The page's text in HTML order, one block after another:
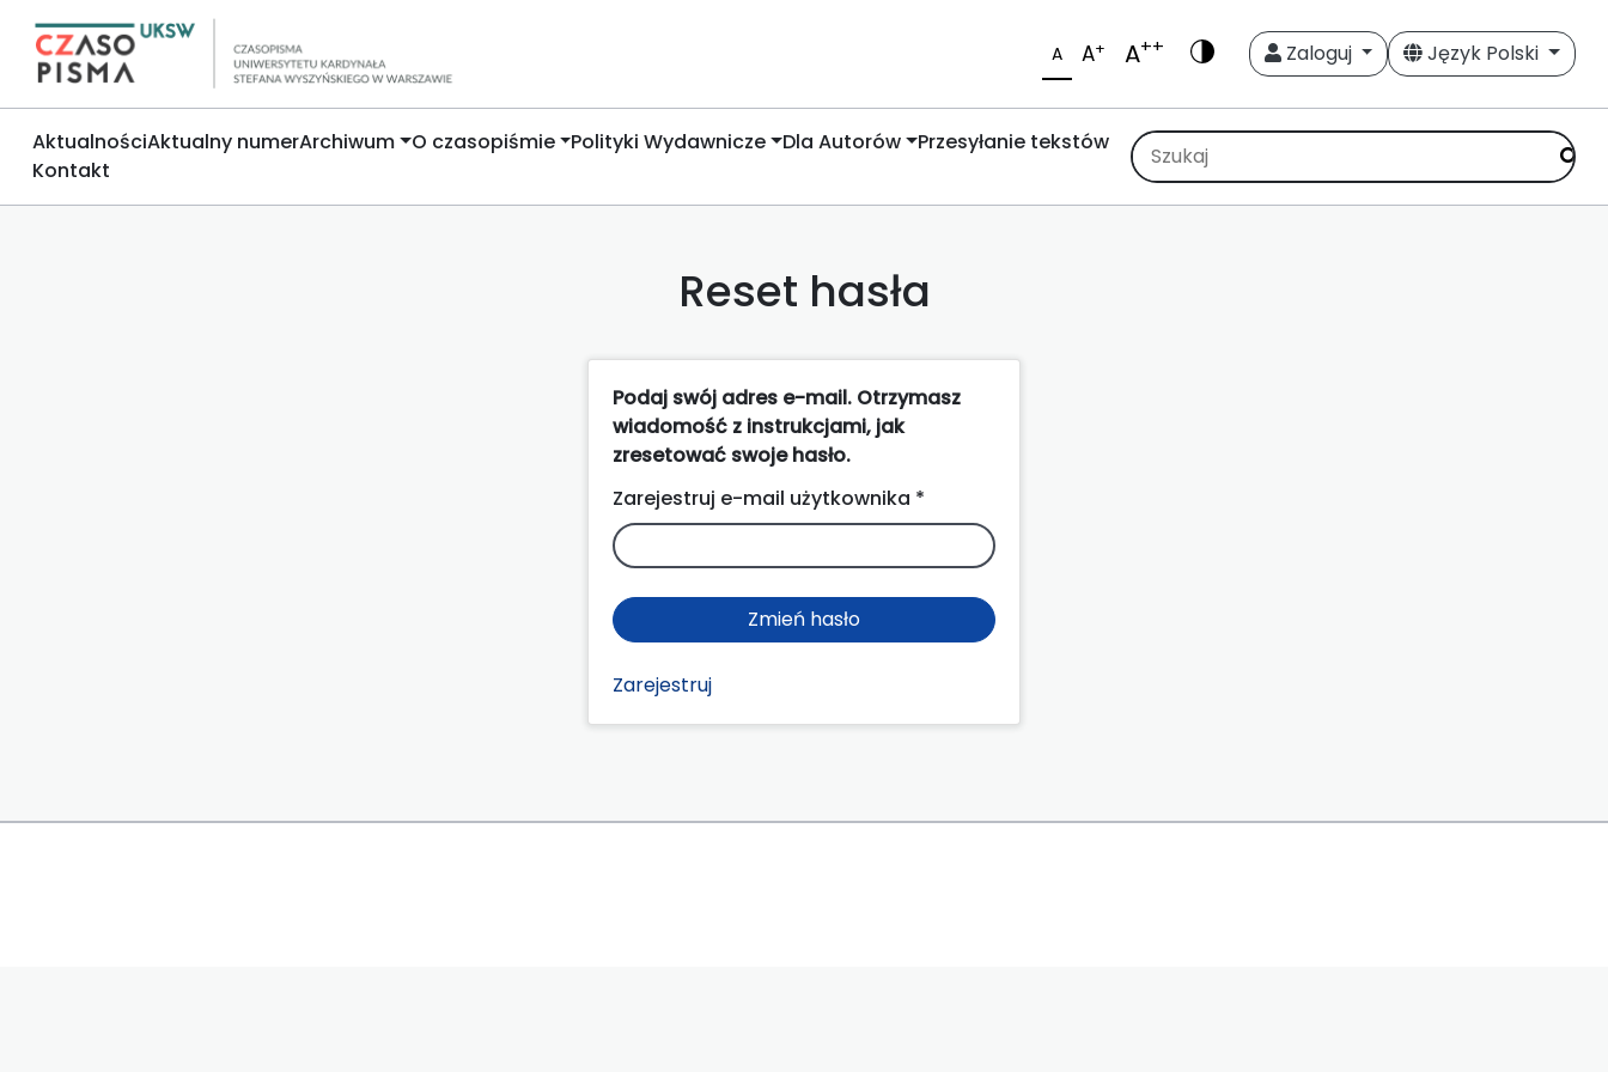
A A+ A++ Zaloguj Język Polski
AktualnościAktualny numerArchiwum O czasopiśmie Polityki Wydawnicze Dla Autorów Przesyłanie tekstów
Kontakt
Reset hasła
Podaj swój adres e-mail. Otrzymasz
wiadomość z instrukcjami, jak
zresetować swoje hasło.
Zarejestruj e-mail użytkownika *
Zmień hasło
Zarejestruj